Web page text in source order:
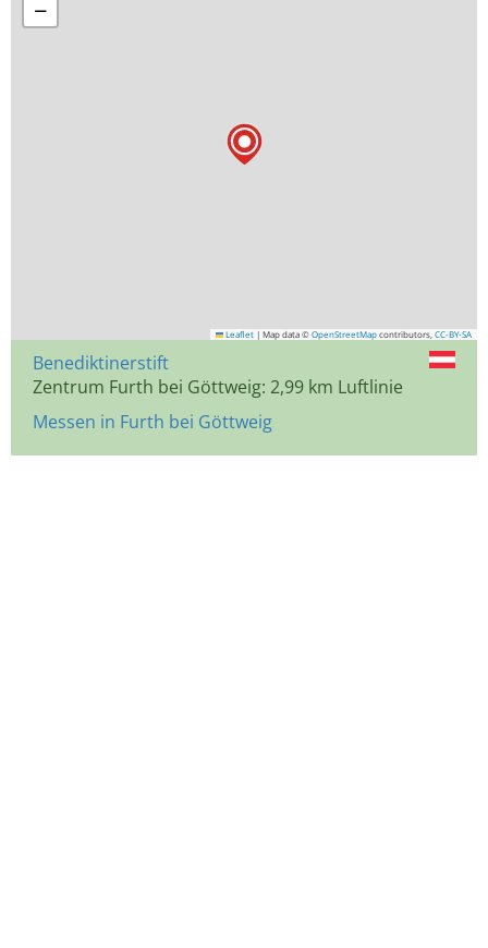
−
Leaflet | Map data © OpenStreetMap contributors, CC-BY-SA
Benediktinerstift
Zentrum Furth bei Göttweig: 2,99 km Luftlinie
Messen in Furth bei Göttweig